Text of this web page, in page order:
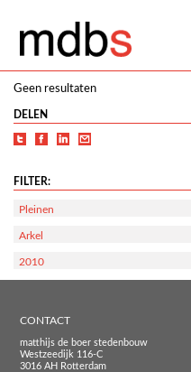
Geen resultaten
DELEN
FILTER:
Pleinen
Arkel
2010
CONTACT
matthijs de boer stedenbouw
Westzeedijk 116-C
3016 AH Rotterdam